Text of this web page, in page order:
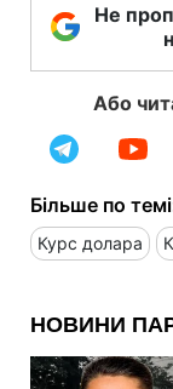
Не
Або
Більше по
Курс долара